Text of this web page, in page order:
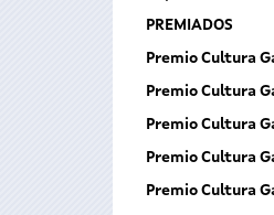
PREMIADOS
Premio Cultura
Premio Cultura
Premio Cultura
Premio Cultura
Premio Cultura